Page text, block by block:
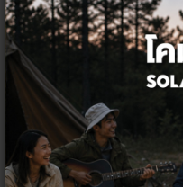
KYORITSU 6315 พาว
157,009.35 ฿
*ราคาไม่รวมภาษีมูลค่าเพิ่ม